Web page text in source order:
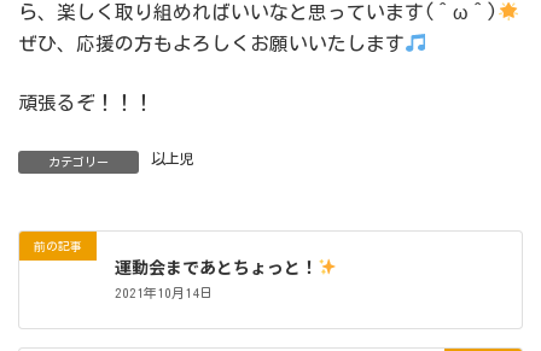
ら、楽しく取り組めればいいなと思っています(＾ω＾)
ぜひ、応援の方もよろしくお願いいたします
頑張るぞ！！！
カテゴリー 以上児
前の記事
運動会まであとちょっと！
2021年10月14日